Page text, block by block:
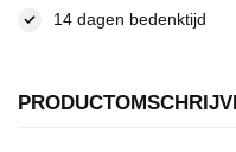
14 dagen bedenktijd